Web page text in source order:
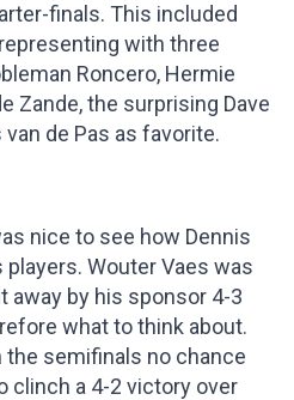
finals. This included
with three
Roncero, Hermie
Zande, the surprising Dave
van de Pas as favorite.
nice to see how Dennis
Wouter Vaes was
away by his sponsor 4-3
what to think about.
the semifinals no chance
clinch a 4-2 victory over